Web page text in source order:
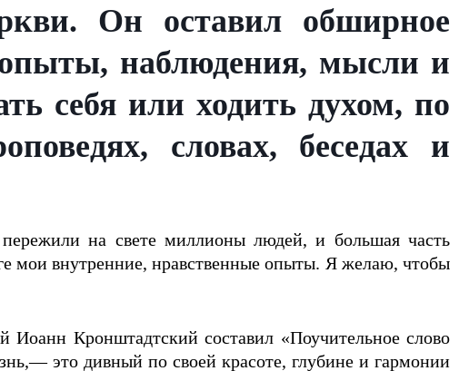
Он оставил обширное
опыты, наблюдения, мысли и
себя или ходить духом, по
словах, беседах и
на свете миллионы людей, и большая часть
мои внутренние, нравственные опыты. Я желаю, чтобы
Кронштадтский составил «Поучительное слово
это дивный по своей красоте, глубине и гармонии